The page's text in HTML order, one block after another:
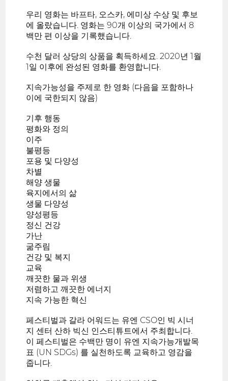
우리 영화는 바프타, 오스카, 에미상 수상 및 후보
에 올랐습니다. 영화는 90개 이상의 국가에서 8
백만 편 이상을 기록했습니다.
수천 달러 상당의 상품을 획득하세요. 2020년 1월
1일 이후에 완성된 영화를 환영합니다.
지속가능성을 주제로 한 영화 (다음을 포함하나
이에 국한되지 않음)
기후 행동
평화와 정의
이주
불평등
포용 및 다양성
차별
해양 생물
육지에서의 삶
생물 다양성
양성평등
정신 건강
가난
굶주림
건강 및 복지
교육
깨끗한 물과 위생
저렴하고 깨끗한 에너지
지속 가능한 혁신
페스티벌과 갈라 어워드는 유엔 CSO인 빅 시너
지 센터 산하 빅신 인스티튜트에서 주최합니다.
이 페스티벌은 수백만 명이 유엔 지속가능개발목
표 (UN SDGs) 를 실천하도록 교육하고 영감을
줍니다.